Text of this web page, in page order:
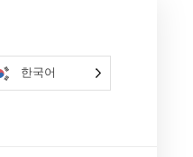
한국어